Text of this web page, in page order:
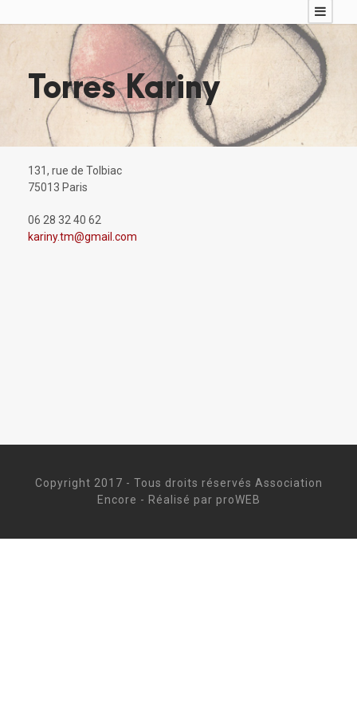
Torres Kariny
131, rue de Tolbiac
75013 Paris
06 28 32 40 62
kariny.tm@gmail.com
Copyright 2017 - Tous droits réservés Association
Encore - Réalisé par proWEB